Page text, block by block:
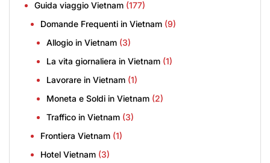
Guida viaggio Vietnam (177)
Domande Frequenti in Vietnam (9)
Allogio in Vietnam (3)
La vita giornaliera in Vietnam (1)
Lavorare in Vietnam (1)
Moneta e Soldi in Vietnam (2)
Traffico in Vietnam (3)
Frontiera Vietnam (1)
Hotel Vietnam (3)